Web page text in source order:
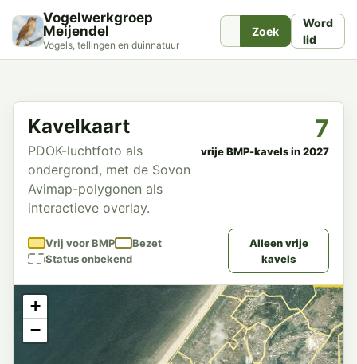
Vogelwerkgroep
Meijendel
Vogels, tellingen en duinnatuur
Zoek
Word
lid
Kavelkaart
PDOK-luchtfoto als
ondergrond, met de Sovon
Avimap-polygonen als
interactieve overlay.
7
vrije BMP-kavels in 2027
Vrij voor BMP
Bezet
Status onbekend
Alleen vrije
kavels
+
−